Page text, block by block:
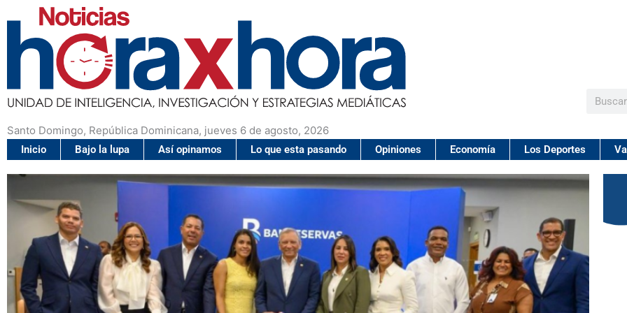
Santo Domingo, República Dominicana, jueves 6 de agosto, 2026
Buscar
Inicio Bajo la lupa Así opinamos Lo que esta pasando Opiniones Economía Los Deportes